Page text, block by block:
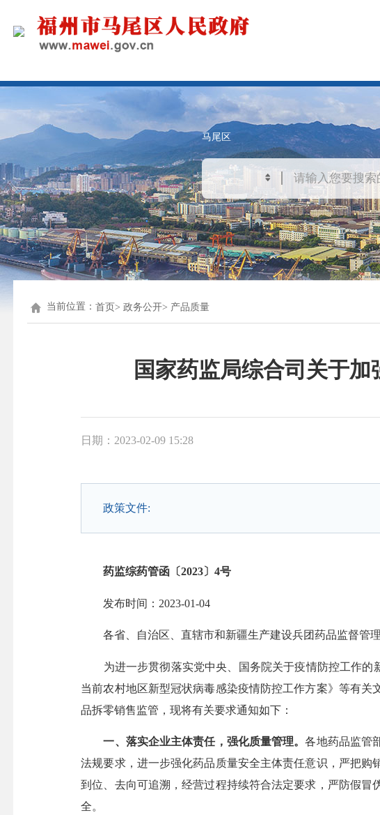
马尾区
当前位置：首页 政务公开 产品质量
国家药监局综合司关于
日期：2023-02-09 15:28
政策文件:
药监综药管函〔2023〕4号
发布时间：2023-01-04
各省、自治区、直辖市和新疆生产建设兵团药品监督管理
为进一步贯彻落实党中央、国务院关于疫情防控工作的
当前农村地区新型冠状病毒感染疫情防控工作方案》等有
品拆零销售监管，现将有关要求通知如下：
一、落实企业主体责任，强化质量管理。各地药品监管
法规要求，进一步强化药品质量安全主体责任意识，严把
到位、去向可追溯，经营过程持续符合法定要求，严防假
全。